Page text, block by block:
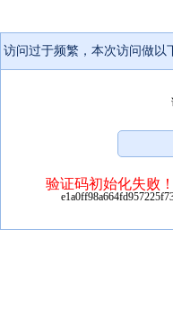
访问过于频繁，本次访问做以
验证码初始化失败！